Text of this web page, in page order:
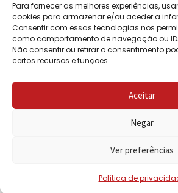
Para fornecer as melhores experiências,
cookies para armazenar e/ou aceder a
Consentir com essas tecnologias nos
como comportamento de navegação ou
Não consentir ou retirar o consentimento
certos recursos e funções.
Aceitar
Negar
Ver preferências
Política de
© Copyright 2026 Saída de
direitos reservados.